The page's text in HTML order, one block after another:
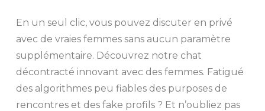
En un seul clic, vous pouvez discuter en privé
avec de vraies femmes sans aucun paramètre
supplémentaire. Découvrez notre chat
décontracté innovant avec des femmes. Fatigué
des algorithmes peu fiables des purposes de
rencontres et des fake profils ? Et n’oubliez pas